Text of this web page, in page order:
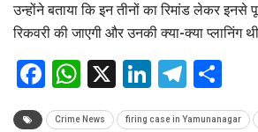
उन्होंने बताया कि इन तीनों का रिमांड लेकर
रिकवरी की जाएगी और उनकी क्या-क्या प्लानिंग
Facebook
WhatsApp
X LinkedIn
Crime News firing case in Yamunanagar